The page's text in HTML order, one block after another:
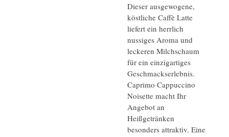
Dieser ausgewogene,
köstliche Caffè Latte
liefert ein herrlich
nussiges Aroma und
leckeren Milchschaum
für ein einzigartiges
Geschmackserlebnis.
Caprimo Cappuccino
Noisette macht Ihr
Angebot an
Heißgetränken
besonders attraktiv. Eine